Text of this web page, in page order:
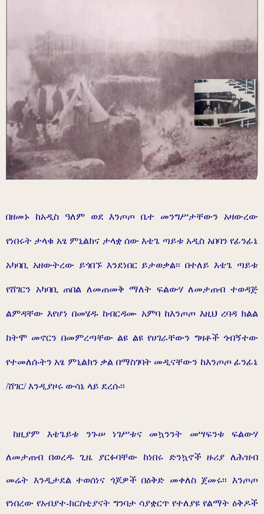
በዘመኑ ከአዲስ ዓለም ወደ እንጦጦ ቤተ መንግሥታቸውን አዛውረው
የነበሩት ታላቁ አፄ ምኒልክና ታላቋ ሰው እቴጌ ጣይቱ አዲስ አበባን የፊንፊኔ
አካባቢ አዘውትረው ይጎበኙ እንደነበር ይታወቃል፡፡ በተለይ እቴጌ ጣይቱ
የሸገርን አካባቢ ጠበል ለመጠመቅ ማለት ፍልውሃ ለመታጠብ ተወዳጅ
ልምዳቸው እየሆነ በመሄዱ ከብርዳሙ አምባ ከእንጦጦ እዚህ ረባዳ ክልል
ከትሞ መኖርን በመምረጣቸው ልዩ ልዩ የሀገራቸውን ግዛቶች ጎብኝተው
የተመለሱትን አፄ ምኒልክን ቃል በማስገባት መዲናቸውን ከእንጦጦ ፊንፊኔ
/ሸገር/ እንዲያዞሩ ውሳኔ ላይ ደረሱ፡፡
ከዚያም እቴጌይቱ ንጉሠ ነገሥቱና መኳንንት መሣፍንቱ ፍልውሃ
ለመታጠብ በወረዱ ጊዜ ያርፉባቸው ከነበሩ ድንኳኖች ዙሪያ ለሕዝብ
መሬት እንዲታደል ተወሰነና ጎጆዎች በዕቅድ መቀለስ ጀመሩ፡፡ እንጦጦ
የነበረው የአብያተ-ክርስቲያናት ግንባታ ሳያቋርጥ የተለያዩ የልማት ዕቅዶች